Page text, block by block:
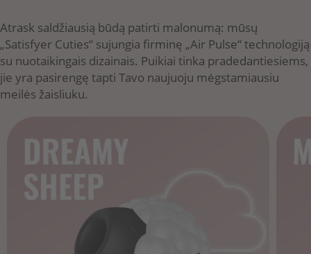
Atrask saldžiausią būdą patirti malonumą: mūsų
„Satisfyer Cuties“ sujungia firminę „Air Pulse“ technologiją
su nuotaikingais dizainais. Puikiai tinka pradedantiesiems,
jie yra pasirengę tapti Tavo naujuoju mėgstamiausiu
meilės žaisliuku.